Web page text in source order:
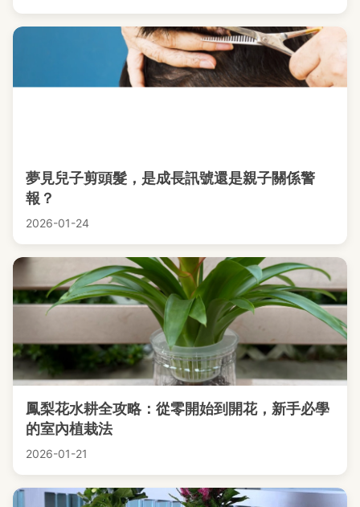
夢見兒子剪頭髮，是成長訊號還是親子關係警
報？
2026-01-24
鳳梨花水耕全攻略：從零開始到開花，新手必學
的室內植栽法
2026-01-21